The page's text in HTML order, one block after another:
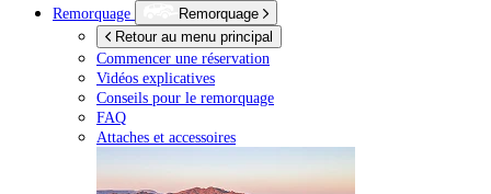
Remorquage
Remorquage
Retour au menu principal
Commencer une réservation
Vidéos explicatives
Conseils pour le remorquage
FAQ
Attaches et accessoires